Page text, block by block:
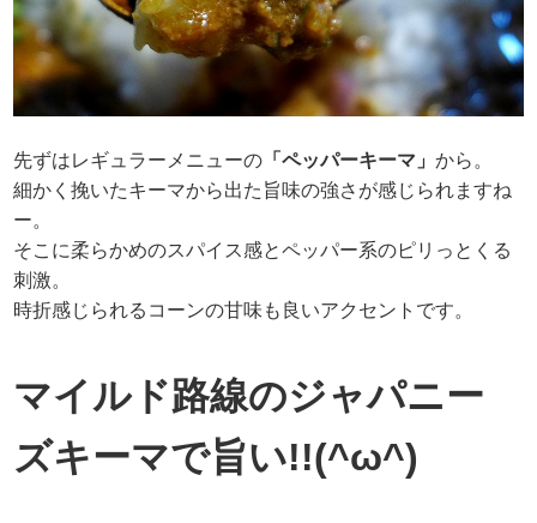
先ずはレギュラーメニューの 「ペッパーキーマ」から。
細かく挽いたキーマから出た旨味の強さが感じられますね
ー。
そこに柔らかめのスパイス感とペッパー系のピリっとくる
刺激。
時折感じられるコーンの甘味も良いアクセントです。
マイルド路線のジャパニー
ズキーマで旨い!!(^ω^)